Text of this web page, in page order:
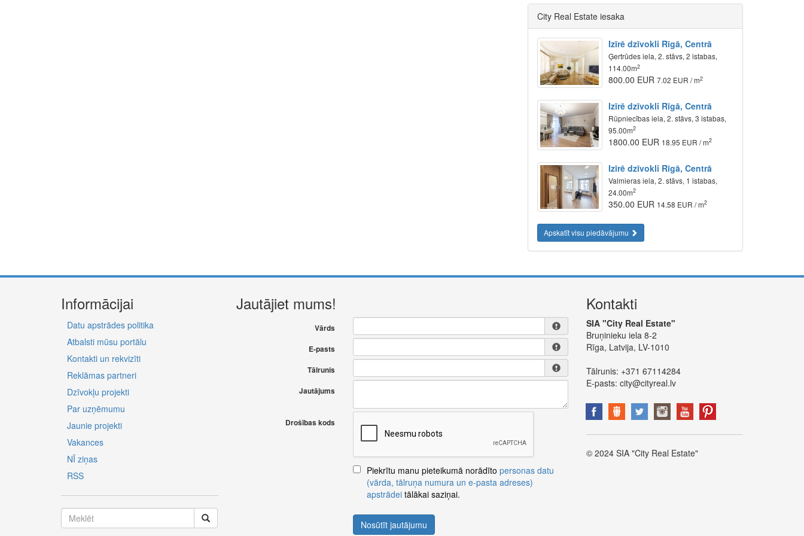
City Real Estate iesaka
Izīrē dzīvokli Rīgā, Centrā
Ģertrūdes iela, 2. stāvs, 2 istabas,
114.00m2
800.00 EUR7.02 EUR / m2
Izīrē dzīvokli Rīgā, Centrā
Rūpniecības iela, 2. stāvs, 3 istabas,
95.00m2
1800.00 EUR 18.95 EUR / m2
Izīrē dzīvokli Rīgā, Centrā
Valmieras iela, 2. stāvs, 1 istabas,
24.00m2
350.00 EUR 14.58 EUR / m2
Apskatīt visu piedāvājumu
Informācijai
Datu apstrādes politika
Atbalsti mūsu portālu
Kontakti un rekvizīti
Reklāmas partneri
Dzīvokļu projekti
Par uzņēmumu
Jaunie projekti
Vakances
NĪ ziņas
RSS
Jautājiet mums!
Vārds
E-pasts
Tālrunis
Jautājums
Drošības kods
Piekrītu manu pieteikumā norādīto personas datu
(vārda, tālruņa numura un e-pasta adreses)
apstrādeitālākai saziņai.
Nosūtīt jautājumu
Kontakti
SIA "City Real Estate"
Bruņinieku iela 8-2
Rīga, Latvija, LV-1010
Tālrunis: +371 67114284
E-pasts: city@cityreal.lv
© 2024 SIA "City Real Estate"